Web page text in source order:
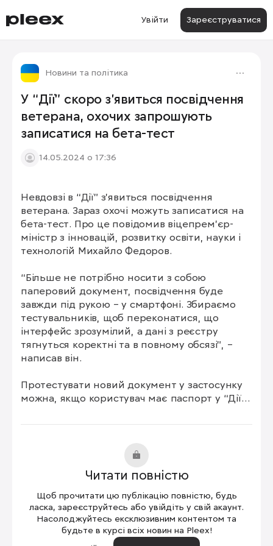
Увійти Зареєструватися
Новини та політика
У “Дії” скоро з’явиться посвідчення
ветерана, охочих запрошують
записатися на бета-тест
14.05.2024 о 17:36
Невдовзі в “Дії” з’явиться посвідчення
ветерана. Зараз охочі можуть записатися на
бета-тест. Про це повідомив віцепрем’єр-
міністр з інновацій, розвитку освіти, науки і
технологій Михайло Федоров.
“Більше не потрібно носити з собою
паперовий документ, посвідчення буде
завжди під рукою – у смартфоні. Збираємо
тестувальників, щоб переконатися, що
інтерфейс зрозумілий, а дані з реєстру
тягнуться коректні та в повному обсязі”, –
написав він.
Протестувати новий документ у застосунку
можна, якщо користувач має паспорт у “Дії”
учасник війни;
постраждалий учасник Революції Гідності;
член сім’ї загиблого ветерана війни;
член сім’ї загиблого Захисника і Захисниці
України.
Читати повністю
Щоб прочитати цю публікацію повністю, будь
ласка, зареєструйтесь або увійдіть у свій акаунт.
Насолоджуйтесь ексклюзивним контентом та
будьте в курсі всіх новин на Pleex!